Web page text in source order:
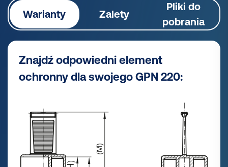
Warianty Zalety
Pliki do
pobrania
Znajdź odpowiedni element
ochronny dla swojego GPN 220: